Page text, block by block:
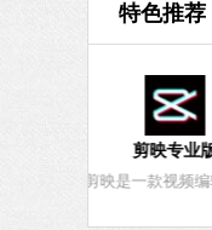
特色推荐
剪映是一款视频编辑工具，带有全面的剪辑功能，支持变速，有多样滤镜和美颜的效果，有丰富的曲库资源。不仅可以视频轨 音频轨编辑功能，还能识别语音生成字幕，满足用户不同的创作需求。系统部落为您提供剪映专业版下载，快来体验吧！